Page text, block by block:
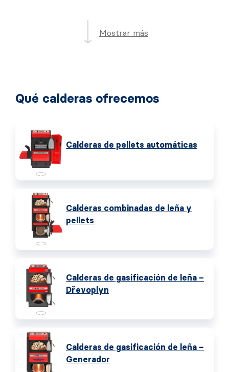
Mostrar más
Qué calderas ofrecemos
Calderas de pellets automáticas
Calderas combinadas de leña y
pellets
Calderas de gasificación de leña –
Dřevoplyn
Calderas de gasificación de leña –
Generador